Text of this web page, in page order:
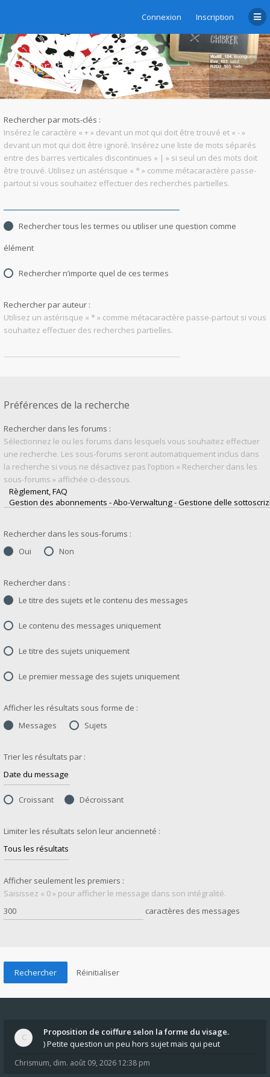
Connexion Inscription
Rechercher
Rechercher par mots-clés :
Insérez le caractère « + » devant un mot qui doit être trouvé et « - »
devant un mot qui doit être ignoré. Insérez une liste de mots séparés
entre des barres verticales discontinues « | » si seul un des mots doit
être trouvé. Utilisez un astérisque « * » comme métacaractère passe-
partout si vous souhaitez effectuer des recherches partielles.
Rechercher tous les termes ou utiliser une question comme
élément
Rechercher n’importe quel de ces termes
Rechercher par auteur :
Utilisez un astérisque « * » comme métacaractère passe-partout si vous
souhaitez effectuer des recherches partielles.
Préférences de la recherche
Rechercher dans les forums :
Sélectionnez le ou les forums dans lesquels vous souhaitez effectuer
une recherche. Les sous-forums seront automatiquement inclus dans
la recherche si vous ne désactivez pas l’option « Rechercher dans les
sous-forums » affichée ci-dessous.
Rechercher dans les sous-forums :
Oui
Non
Rechercher dans :
Le titre des sujets et le contenu des messages
Le contenu des messages uniquement
Le titre des sujets uniquement
Le premier message des sujets uniquement
Afficher les résultats sous forme de :
Messages
Sujets
Trier les résultats par :
Croissant Décroissant
Limiter les résultats selon leur ancienneté :
Afficher seulement les premiers :
Saisissez « 0 » pour afficher le message dans son intégralité.
caractères des messages
Proposition de coiffure selon la forme du visage.
) Petite question un peu hors sujet mais qui peut
Chrismum, dim. août 09, 2026 12:38 pm